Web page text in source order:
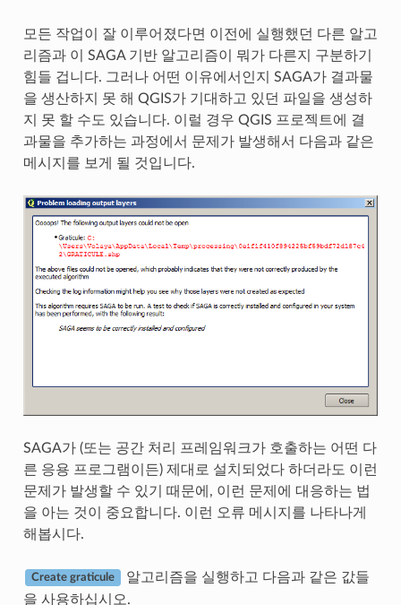
모든 작업이 잘 이루어졌다면 이전에 실행했던 다른 알고
리즘과 이 SAGA 기반 알고리즘이 뭐가 다른지 구분하기
힘들 겁니다. 그러나 어떤 이유에서인지 SAGA가 결과물
을 생산하지 못 해 QGIS가 기대하고 있던 파일을 생성하
지 못 할 수도 있습니다. 이럴 경우 QGIS 프로젝트에 결
과물을 추가하는 과정에서 문제가 발생해서 다음과 같은
메시지를 보게 될 것입니다.
SAGA가 (또는 공간 처리 프레임워크가 호출하는 어떤 다
른 응용 프로그램이든) 제대로 설치되었다 하더라도 이런
문제가 발생할 수 있기 때문에, 이런 문제에 대응하는 법
을 아는 것이 중요합니다. 이런 오류 메시지를 나타나게
해봅시다.
Create graticule
알고리즘을 실행하고 다음과 같은 값들
을 사용하십시오.